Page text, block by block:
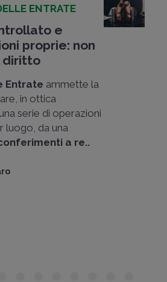
ENTRATE
e
proprie: non
diritto
Entrate ammette la
in ottica
serie di operazioni
luogo, da una
a re..